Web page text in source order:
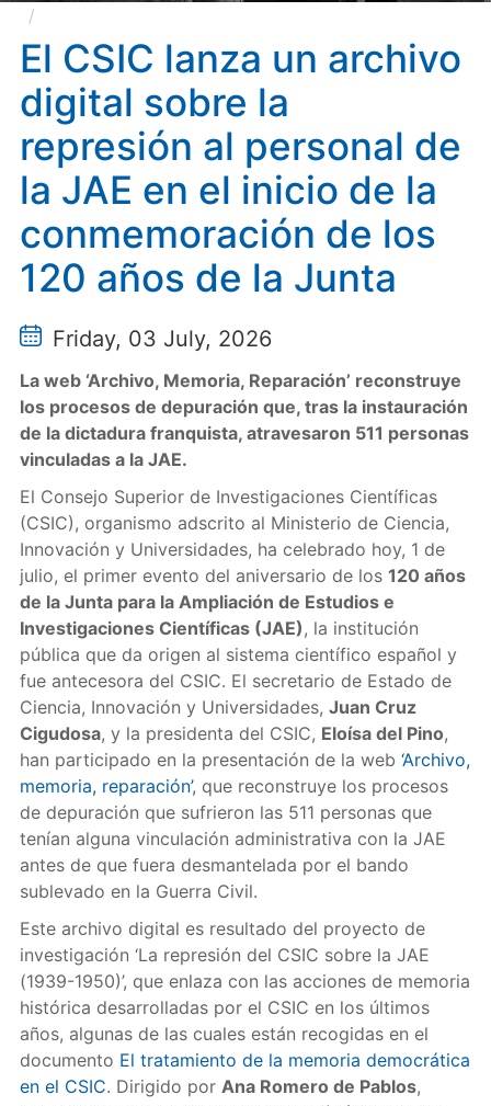
al personal de la JAE en el inicio de la conmemoración
de los 120 años de la Junta
El CSIC lanza un archivo
digital sobre la
represión al personal de
la JAE en el inicio de la
conmemoración de los
120 años de la Junta
Friday, 03 July, 2026
La web ‘Archivo, Memoria, Reparación’ reconstruye
los procesos de depuración que, tras la instauración
de la dictadura franquista, atravesaron 511 personas
vinculadas a la JAE.
El Consejo Superior de Investigaciones Científicas
(CSIC), organismo adscrito al Ministerio de Ciencia,
Innovación y Universidades, ha celebrado hoy, 1 de
julio, el primer evento del aniversario de los 120 años
de la Junta para la Ampliación de Estudios e
Investigaciones Científicas (JAE), la institución
pública que da origen al sistema científico español y
fue antecesora del CSIC. El secretario de Estado de
Ciencia, Innovación y Universidades, Juan Cruz
Cigudosa, y la presidenta del CSIC, Eloísa del Pino,
han participado en la presentación de la web ‘Archivo,
memoria, reparación’, que reconstruye los procesos
de depuración que sufrieron las 511 personas que
tenían alguna vinculación administrativa con la JAE
antes de que fuera desmantelada por el bando
sublevado en la Guerra Civil.
Este archivo digital es resultado del proyecto de
investigación ‘La represión del CSIC sobre la JAE
(1939-1950)’, que enlaza con las acciones de memoria
histórica desarrolladas por el CSIC en los últimos
años, algunas de las cuales están recogidas en el
documento El tratamiento de la memoria democrática
en el CSIC. Dirigido por Ana Romero de Pablos,